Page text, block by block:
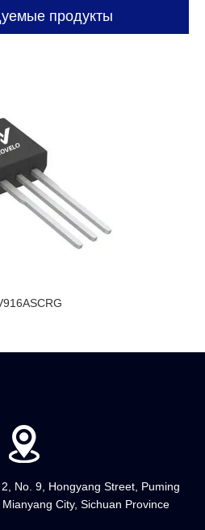
продукты
No. 9, Hongyang Street, Puming
City, Sichuan Province